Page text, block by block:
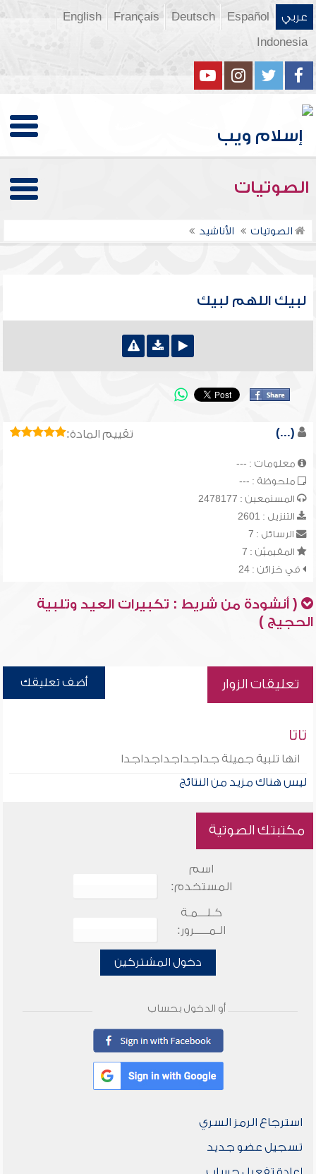
عربي Español
Deutsch
Français
English
Indonesia
الصوتيات
الصوتيات الأناشيد
لبيك اللهم لبيك
تقييم المادة: (...)
معلومات : ---
ملحوظة : ---
المستمعين : 2478177
التنزيل : 2601
الرسائل : 7
المقيميّن : 7
في خزائن : 24
( أنشودة من شريط : تكبيرات العيد وتلبية
الحجيج )
تعليقات الزوار أضف تعليقك
تاتا
انها تلبية جميلة جداجداجداجداجدا
ليس هناك مزيد من النتائج
مكتبتك الصوتية
اسم
المستخدم:
كـلـــمـة
الـمـــــرور:
دخول المشتركين
أو الدخول بحساب
استرجاع الرمز السري
تسجيل عضو جديد